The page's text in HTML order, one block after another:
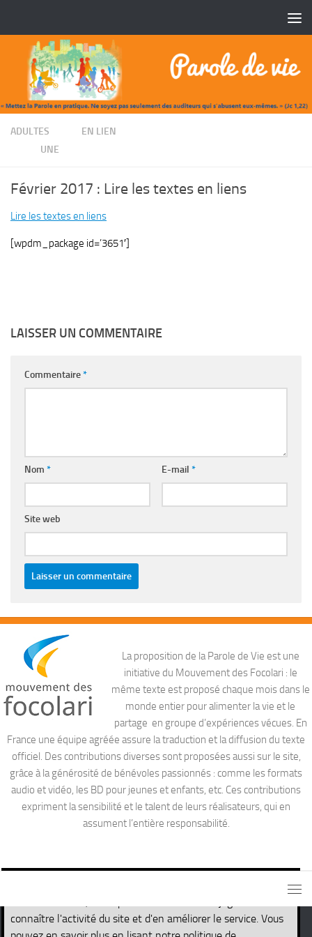
ADULTES EN LIEN
UNE
Février 2017 : Lire les textes en liens
Lire les textes en liens
[wpdm_package id=’3651′]
LAISSER UN COMMENTAIRE
Commentaire*
Nom * E-mail *
Site web
La proposition de la Parole de Vie est une
initiative du Mouvement des Focolari : le
même texte est proposé chaque mois dans le
monde entier pour alimenter la vie et le
partage en groupe d’expériences vécues. En
France une équipe agréée assure la traduction et la diffusion du texte
officiel. Des contributions diverses sont proposées aussi sur le site,
grâce à la générosité de bénévoles passionnés : comme les formats
audio et vidéo, les BD pour jeunes et enfants, etc. Ces contributions
expriment la sensibilité et le talent de leurs réalisateurs, qui en
assument l’entière responsabilité.
connaître l'activité du site et d'en améliorer le service. Vous